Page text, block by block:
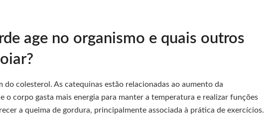
age no organismo e quais outros
do colesterol. As catequinas estão relacionadas ao aumento da
o corpo gasta mais energia para manter a temperatura e realizar funções
a queima de gordura, principalmente associada à prática de exercícios.